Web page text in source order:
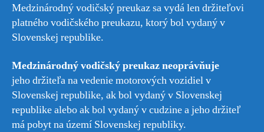
Medzinárodný vodičský preukaz sa vydá len držiteľovi
platného vodičského preukazu, ktorý bol vydaný v
Slovenskej republike.
Medzinárodný vodičský preukaz neoprávňuje
jeho držiteľa na vedenie motorových vozidiel v
Slovenskej republike, ak bol vydaný v Slovenskej
republike alebo ak bol vydaný v cudzine a jeho držiteľ
má pobyt na území Slovenskej republiky.